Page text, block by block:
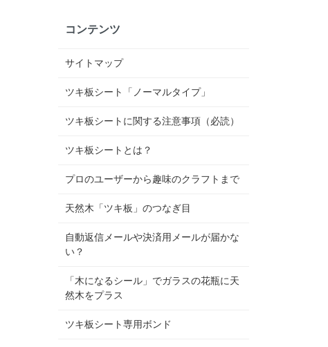
コンテンツ
サイトマップ
ツキ板シート「ノーマルタイプ」
ツキ板シートに関する注意事項（必読）
ツキ板シートとは？
プロのユーザーから趣味のクラフトまで
天然木「ツキ板」のつなぎ目
自動返信メールや決済用メールが届かな
い？
「木になるシール」でガラスの花瓶に天
然木をプラス
ツキ板シート専用ボンド